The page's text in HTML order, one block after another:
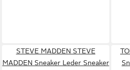
STEVE MADDEN STEVE
MADDEN Sneaker Leder Sneaker